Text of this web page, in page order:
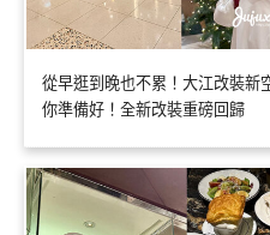
從早逛到晚也不累！大江改裝新
你準備好！全新改裝重磅回歸